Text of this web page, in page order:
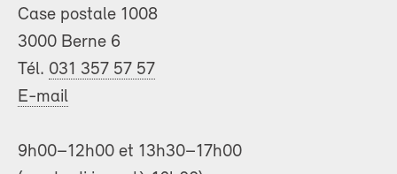
Case postale 1008
3000 Berne 6
Tél. 031 357 57 57
E-mail
9h00–12h00 et 13h30–17h00